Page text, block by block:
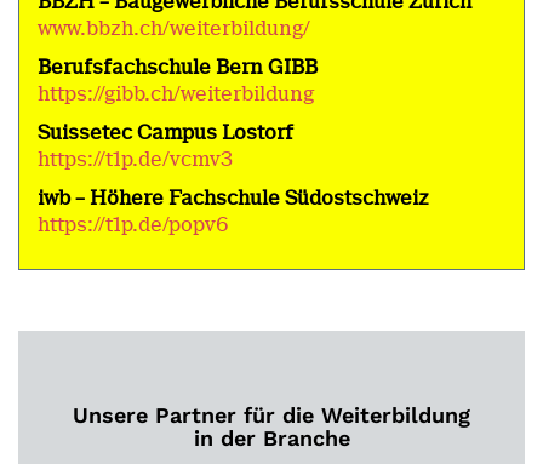
www.bbzh.ch/weiterbildung/
Berufsfachschule Bern GIBB
https://gibb.ch/weiterbildung
Suissetec Campus Lostorf
https://t1p.de/vcmv3
iwb – Höhere Fachschule Südostschweiz
https://t1p.de/popv6
Unsere Partner für die Weiterbildung
in der Branche